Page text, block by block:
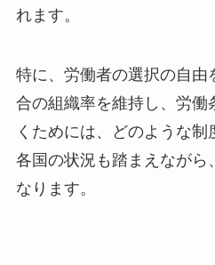
れます。
特に、労働者の選択の自由
合の組織率を維持し、労働
くためには、どのような制
各国の状況も踏まえながら
なります。